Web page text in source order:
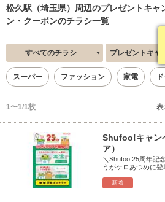
松久駅（埼玉県）周辺のプレゼントキャ
ン・クーポンのチラシ一覧
すべてのチラシ プレゼントキャンペー
スーパー ファッション 家電
1〜1/1枚
新着
Shufoo!キャン
ア）
＼Shufoo!25周年記
うがケロあつめに登